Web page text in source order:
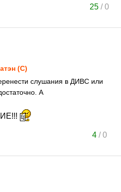
25 /0
(С)
слушания в ДИВС или
А
4/0